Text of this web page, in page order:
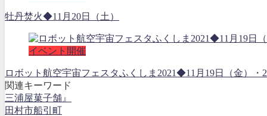
牡丹焚火◆11月20日（土）
イベント開催
ロボット航空宇宙フェスタふくしま2021◆11月19日（金
関連キーワード
三浦屋菓子舗』
田村市船引町